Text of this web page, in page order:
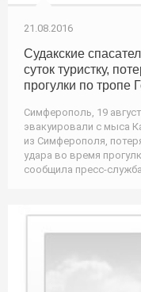
21.08.2016
Судакские
суток туристку,
прогулки по тропе
Симферополь, 19
эвакуировали с мыса
из Симферополя,
удара во время
сообщила пресс-